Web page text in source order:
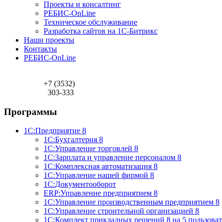
Проекты и консалтинг
РЕБИС-OnLine
Техническое обслуживание
Разработка сайтов на 1С-Битрикс
Наши проекты
Контакты
РЕБИС-OnLine
+7 (3532)
303-333
Программы
1С:Предприятие 8
1С:Бухгалтерия 8
1С:Управление торговлей 8
1С:Зарплата и управление персоналом 8
1С:Комплексная автоматизация 8
1С:Управление нашей фирмой 8
1С:Документооборот
ERP:Управление предприятием 8
1С:Управление производственным предприятием 8
1С:Управление строительной организацией 8
1С:Комплект прикладных решений 8 на 5